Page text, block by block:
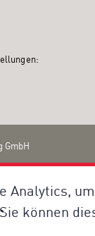
Analytics,
können
GmbH